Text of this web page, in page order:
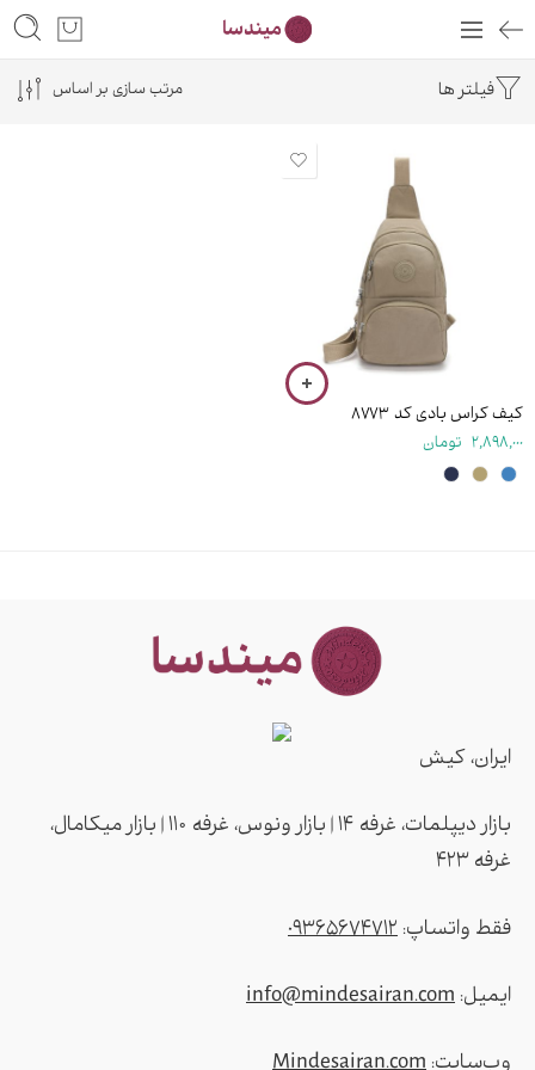
فیلتر ها مرتب سازی بر اساس
کیف کراس بادی کد ۸۷۷۳
2,898,000 تومان
ایران، کیش
بازار دیپلمات، غرفه ۱۴ | بازار ونوس، غرفه ۱۱۰ | بازار میکامال،
غرفه ۴2۳
فقط واتساپ: 09365674712
ایمیل: info@mindesairan.com
وب‌سایت: Mindesairan.com